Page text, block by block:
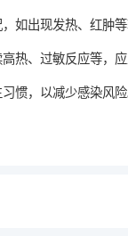
如出现发热、红肿
热、过敏反应等，应
惯，以减少感染风险